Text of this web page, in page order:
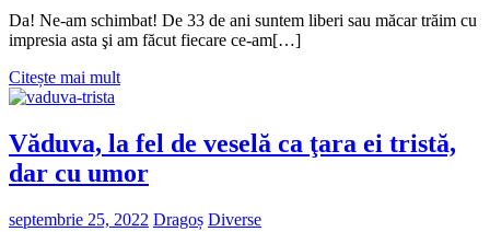
Da! Ne-am schimbat! De 33 de ani suntem liberi sau măcar trăim cu
impresia asta şi am făcut fiecare ce-am[…]
Citește mai mult
Văduva, la fel de veselă ca ţara ei tristă,
dar cu umor
septembrie 25, 2022 Dragoș Diverse